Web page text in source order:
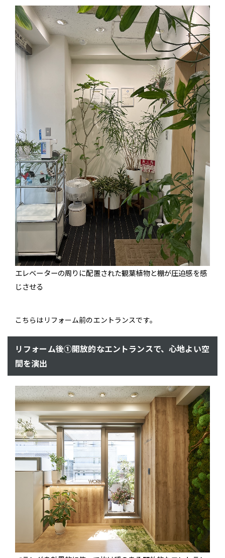
エレベーターの周りに配置された観葉植物と棚が圧迫感を感
じさせる
こちらはリフォーム前のエントランスです。
リフォーム後①開放的なエントランスで、心地よい空
間を演出